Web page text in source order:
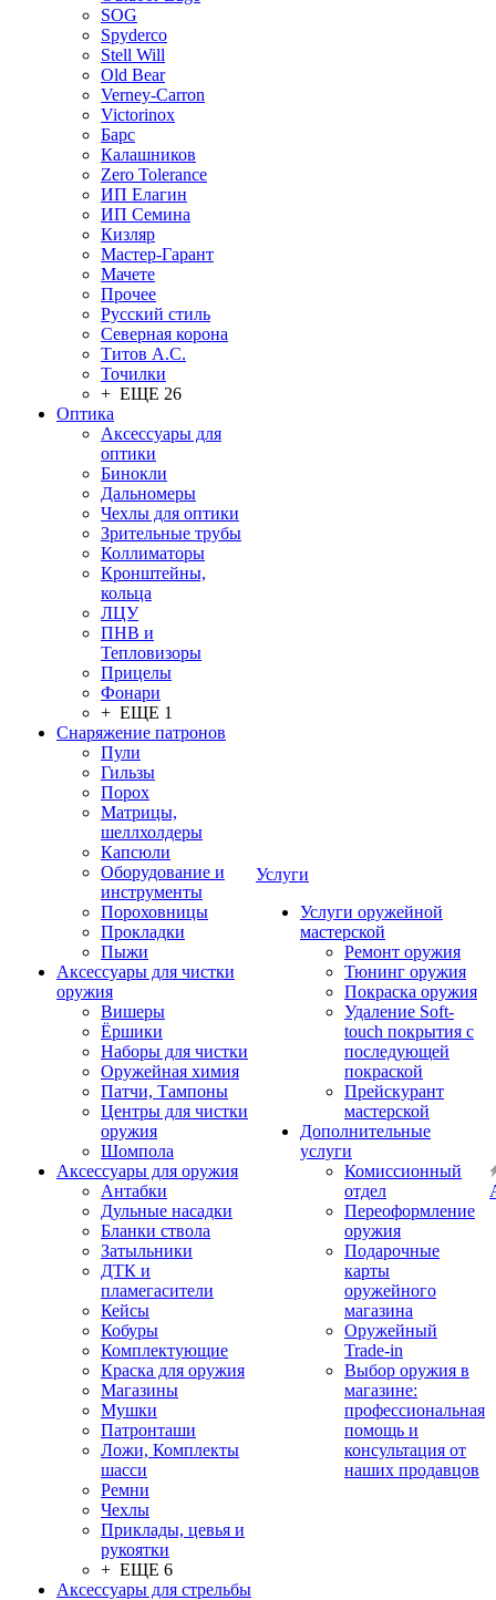
SOG
Spyderco
Stell Will
Old Bear
Verney-Carron
Victorinox
Барс
Калашников
Zero Tolerance
ИП Елагин
ИП Семина
Кизляр
Мастер-Гарант
Мачете
Прочее
Русский стиль
Северная корона
Титов А.С.
Точилки
+ ЕЩЕ 26
Оптика
Аксессуары для
оптики
Бинокли
Дальномеры
Чехлы для оптики
Зрительные трубы
Коллиматоры
Кронштейны,
кольца
ЛЦУ
ПНВ и
Тепловизоры
Прицелы
Фонари
+ ЕЩЕ 1
Снаряжение патронов
Пули
Гильзы
Порох
Матрицы,
шеллхолдеры
Капсюли
Оборудование и
инструменты
Пороховницы
Прокладки
Пыжи
Аксессуары для чистки
оружия
Вишеры
Ёршики
Наборы для чистки
Оружейная химия
Патчи, Тампоны
Центры для чистки
оружия
Шомпола
Аксессуары для оружия
Антабки
Дульные насадки
Бланки ствола
Затыльники
ДТК и
пламегасители
Кейсы
Кобуры
Комплектующие
Краска для оружия
Магазины
Мушки
Патронташи
Ложи, Комплекты
шасси
Ремни
Чехлы
Приклады, цевья и
рукоятки
+ ЕЩЕ 6
Аксессуары для стрельбы
Услуги
Услуги оружейной
мастерской
Ремонт оружия
Тюнинг оружия
Покраска оружия
Удаление Soft-
touch покрытия с
последующей
покраской
Прейскурант
мастерской
Дополнительные
услуги
Комиссионный
отдел
Переоформление
оружия
Подарочные
карты
оружейного
магазина
Оружейный
Trade-in
Выбор оружия в
магазине:
профессиональная
помощь и
консультация от
наших продавцов